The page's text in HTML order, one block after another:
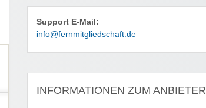
Support E-Mail:
info@fernmitgliedschaft.de
INFORMATIONEN ZUM ANBIETER